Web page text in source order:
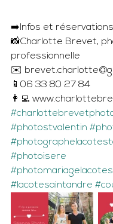
➡️Infos et réservations
📸Charlotte Brevet,
professionnelle
✉️
📱06 33 80 27 84
👩‍💻
#photostvalentin
#photoisere
#lacotesaintandre